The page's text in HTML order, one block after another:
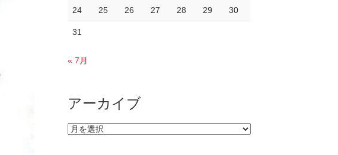
24 25 26 27 28 29 30
31
« 7月
アーカイブ
ア